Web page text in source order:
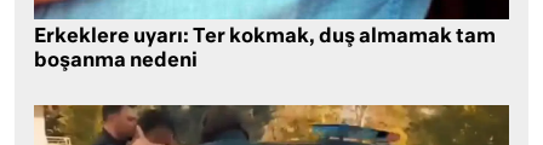
Erkeklere uyarı: Ter kokmak, duş almamak tam
boşanma nedeni